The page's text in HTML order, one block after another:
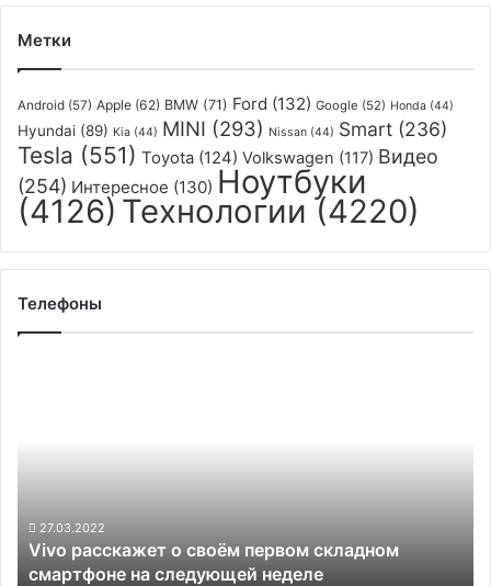
дальний
Метки
Android (57) Apple (62) BMW (71) Ford (132) Google (52) Honda (44)
Hyundai (89) Kia (44) MINI (293) Nissan (44) Smart (236)
Tesla (551) Toyota (124) Volkswagen (117) Видео
(254) Интересное (130) Ноутбуки
(4126) Технологии (4220)
Телефоны
на
следующей
неделе
27.03.2022
Vivo расскажет о своём первом складном
смартфоне на следующей неделе